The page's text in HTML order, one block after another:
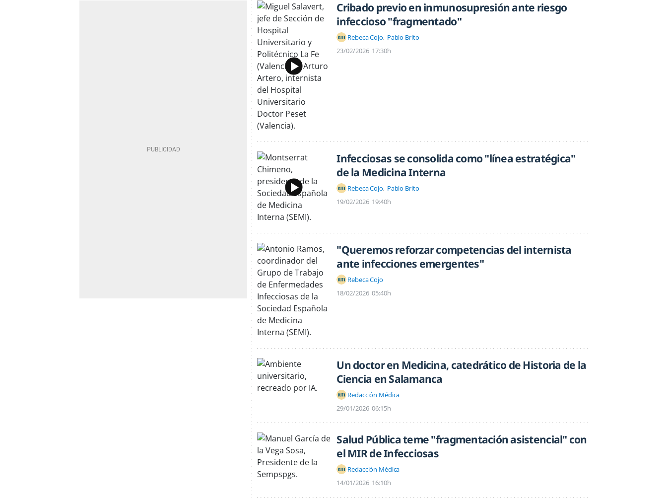
Cribado previo en inmunosupresión ante riesgo
infeccioso "fragmentado"
Rebeca Cojo Pablo Brito
23/02/2026 17:30h
Infecciosas se consolida como "línea estratégica"
de la Medicina Interna
Rebeca Cojo Pablo Brito
19/02/2026 19:40h
"Queremos reforzar competencias del internista
ante infecciones emergentes"
Rebeca Cojo
18/02/2026 05:40h
Un doctor en Medicina, catedrático de Historia de la
Ciencia en Salamanca
Redacción Médica
29/01/2026 06:15h
Salud Pública teme "fragmentación asistencial" con
el MIR de Infecciosas
Redacción Médica
14/01/2026 16:10h